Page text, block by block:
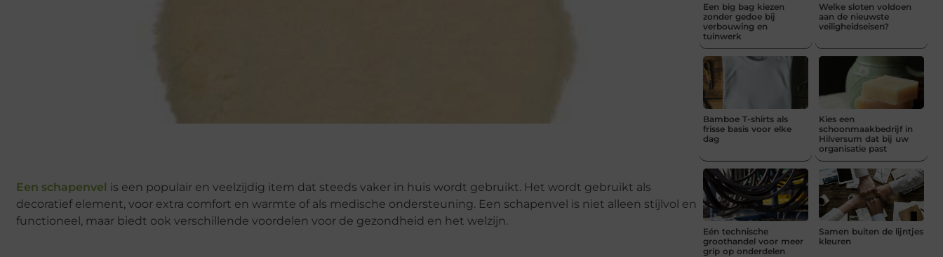
Een schapenvel is een populair en veelzijdig item dat steeds vaker in huis wordt gebruikt. Het wordt gebruikt als
decoratief element, voor extra comfort en warmte of als medische ondersteuning. Een schapenvel is niet alleen stijlvol en
functioneel, maar biedt ook verschillende voordelen voor de gezondheid en het welzijn.
Een big bag kiezen
zonder gedoe bij
verbouwing en
tuinwerk
Welke sloten voldoen
aan de nieuwste
veiligheidseisen?
Bamboe T-shirts als
frisse basis voor elke
dag
Kies een
schoonmaakbedrijf in
Hilversum dat bij uw
organisatie past
Eén technische
groothandel voor meer
grip op onderdelen
Samen buiten de lijntjes
kleuren